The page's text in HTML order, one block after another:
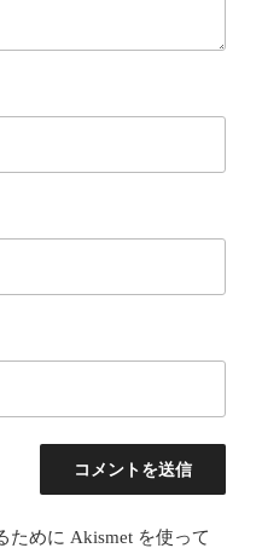
ために Akismet を使って